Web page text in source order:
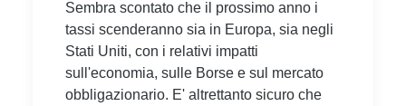
Sembra scontato che il prossimo anno i
tassi scenderanno sia in Europa, sia negli
Stati Uniti, con i relativi impatti
sull'economia, sulle Borse e sul mercato
obbligazionario. E' altrettanto sicuro che